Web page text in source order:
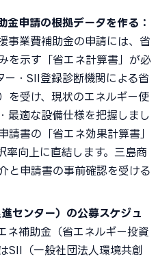
金申請の根拠データを作る：
事業費補助金の申請には、省
を示す「省エネ計算書」が必
ー・SII登録診断機関による省
を受け、現状のエネルギー使
最適な設備仕様を把握しまし
請書の「省エネ効果計算書」
率向上に直結します。三島商
と申請書の事前確認を受ける
センター）の公募スケジュ
ネ補助金（省エネルギー投資
SII（一般社団法人環境共創